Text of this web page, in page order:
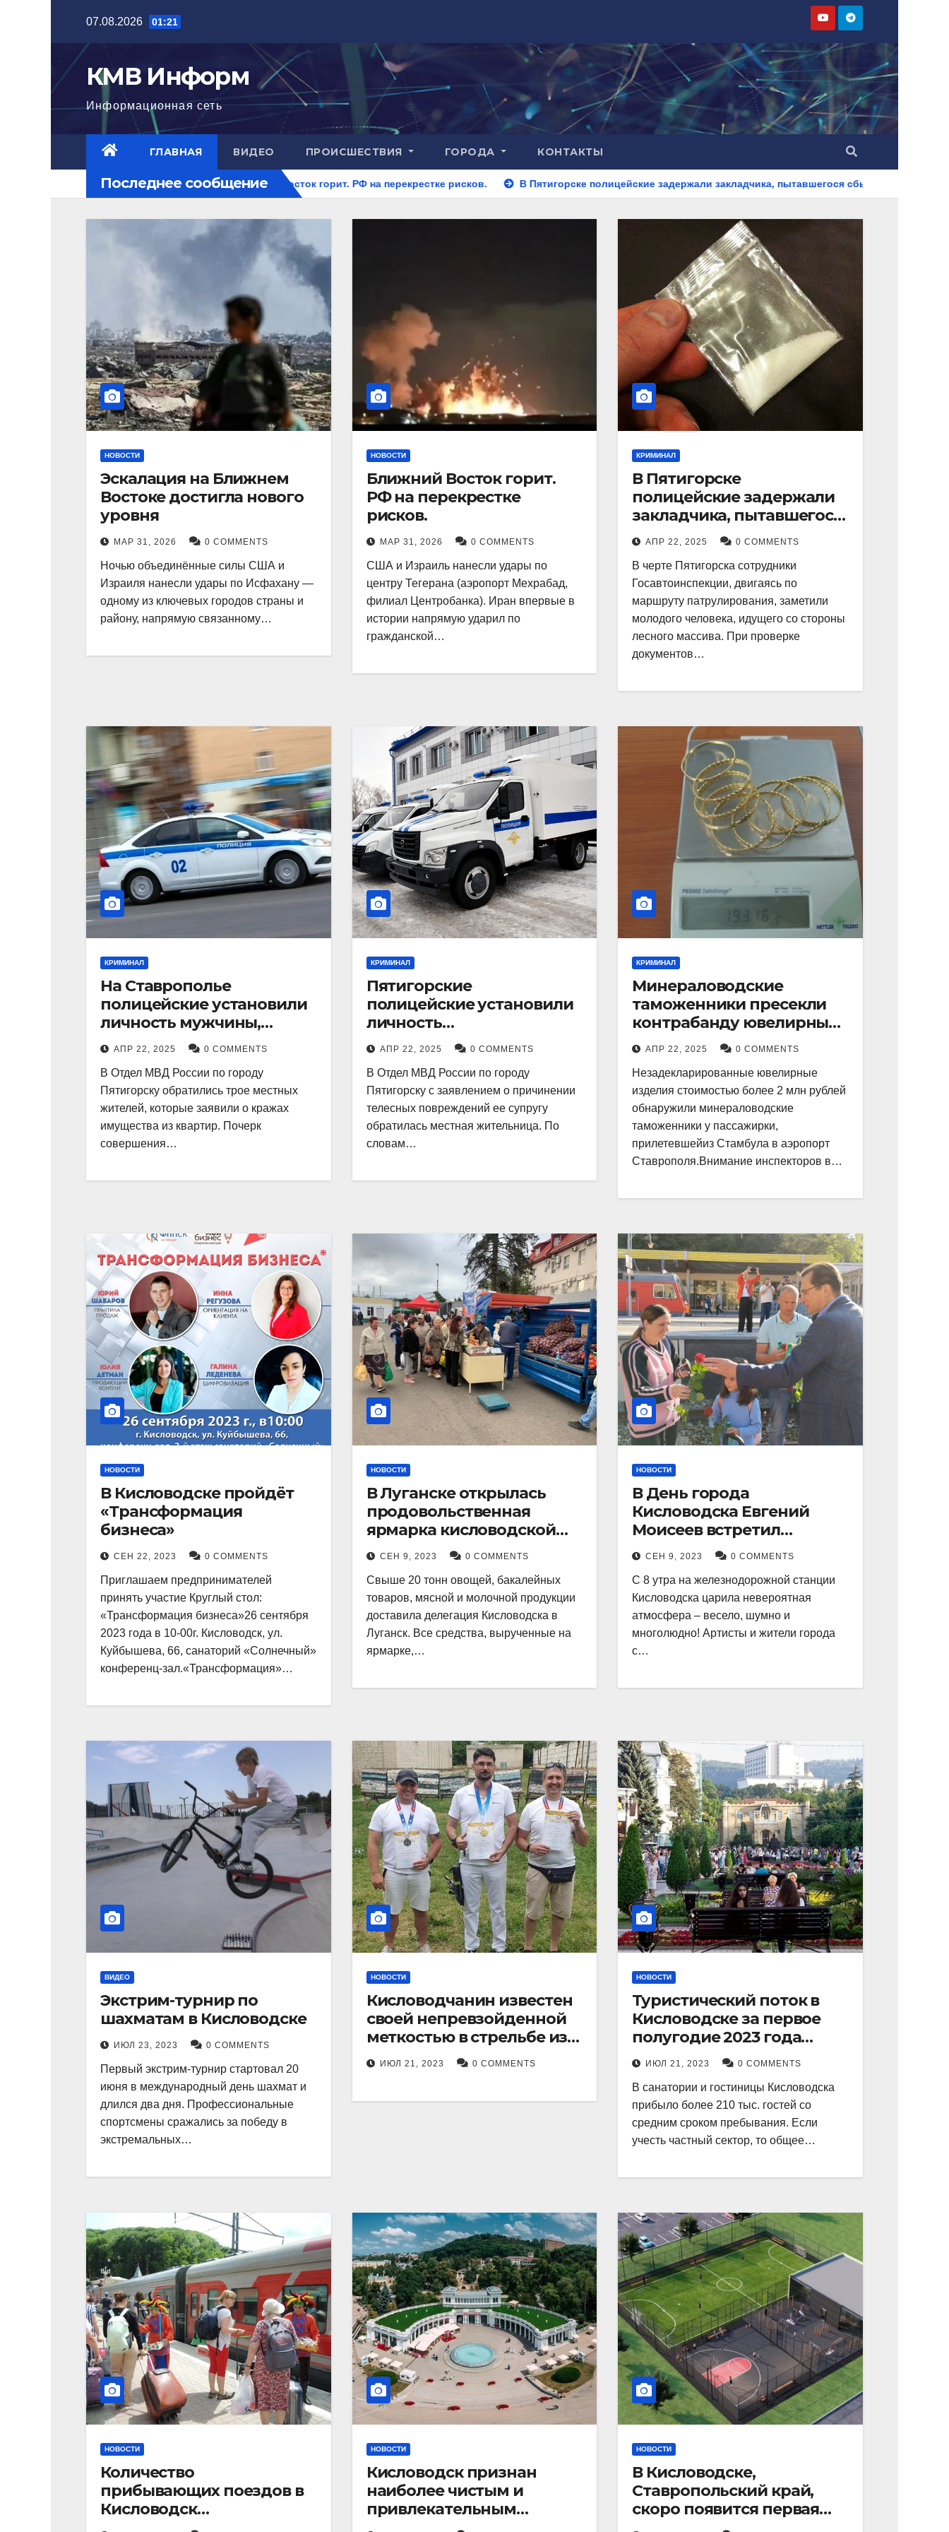
содержимому
07.08.2026 01:21
КМВ Информ
Информационная сеть
ГЛАВНАЯ ВИДЕО ПРОИСШЕСТВИЯ ГОРОДА КОНТАКТЫ
Последнее сообщение
Ближний Восток горит. РФ на перекрестке рисков. В Пятигорске полицейские задержали закладчика, пытавшегося сбыть партию синтетического
НОВОСТИ
Эскалация на Ближнем
Востоке достигла нового
уровня
МАР 31, 2026 0 COMMENTS
Ночью объединённые силы США и
Израиля нанесли удары по Исфахану —
одному из ключевых городов страны и
району, напрямую связанному…
НОВОСТИ
Ближний Восток горит.
РФ на перекрестке
рисков.
МАР 31, 2026 0 COMMENTS
США и Израиль нанесли удары по
центру Тегерана (аэропорт Мехрабад,
филиал Центробанка). Иран впервые в
истории напрямую ударил по
гражданской…
КРИМИНАЛ
В Пятигорске
полицейские задержали
закладчика, пытавшегося
сбыть партию
синтетического
наркотика
АПР 22, 2025 0 COMMENTS
В черте Пятигорска сотрудники
Госавтоинспекции, двигаясь по
маршруту патрулирования, заметили
молодого человека, идущего со стороны
лесного массива. При проверке
документов…
КРИМИНАЛ
На Ставрополье
полицейские установили
личность мужчины,
причастного к кражам
имущества из квартир в
Пятигорске
АПР 22, 2025 0 COMMENTS
В Отдел МВД России по городу
Пятигорску обратились трое местных
жителей, которые заявили о кражах
имущества из квартир. Почерк
совершения…
КРИМИНАЛ
Пятигорские
полицейские установили
личность
злоумышленника,
причинившего телесные
повреждения местному
жителю
АПР 22, 2025 0 COMMENTS
В Отдел МВД России по городу
Пятигорску с заявлением о причинении
телесных повреждений ее супругу
обратилась местная жительница. По
словам…
КРИМИНАЛ
Минераловодские
таможенники пресекли
контрабанду ювелирных
изделий на 2 млн рублей
АПР 22, 2025 0 COMMENTS
Незадекларированные ювелирные
изделия стоимостью более 2 млн рублей
обнаружили минераловодские
таможенники у пассажирки,
прилетевшейиз Стамбула в аэропорт
Ставрополя.Внимание инспекторов в…
НОВОСТИ
В Кисловодске пройдёт
«Трансформация
бизнеса»
СЕН 22, 2023 0 COMMENTS
Приглашаем предпринимателей
принять участие Круглый стол:
«Трансформация бизнеса»26 сентября
2023 года в 10-00г. Кисловодск, ул.
Куйбышева, 66, санаторий «Солнечный»
конференц-зал.«Трансформация»…
НОВОСТИ
В Луганске открылась
продовольственная
ярмарка кисловодской
продукции.
СЕН 9, 2023 0 COMMENTS
Свыше 20 тонн овощей, бакалейных
товаров, мясной и молочной продукции
доставила делегация Кисловодска в
Луганск. Все средства, вырученные на
ярмарке,…
НОВОСТИ
В День города
Кисловодска Евгений
Моисеев встретил
прибывший поезд с
туристами.
СЕН 9, 2023 0 COMMENTS
С 8 утра на железнодорожной станции
Кисловодска царила невероятная
атмосфера – весело, шумно и
многолюдно! Артисты и жители города
с…
ВИДЕО
Экстрим-турнир по
шахматам в Кисловодске
ИЮЛ 23, 2023 0 COMMENTS
Первый экстрим-турнир стартовал 20
июня в международный день шахмат и
длился два дня. Профессиональные
спортсмены сражались за победу в
экстремальных…
НОВОСТИ
Кисловодчанин известен
своей непревзойденной
меткостью в стрельбе из
лука, и его успехи
прославили его в
ИЮЛ 21, 2023 0 COMMENTS
НОВОСТИ
Туристический поток в
Кисловодске за первое
полугодие 2023 года
показал рекордный рост в
21 процент.
ИЮЛ 21, 2023 0 COMMENTS
В санатории и гостиницы Кисловодска
прибыло более 210 тыс. гостей со
средним сроком пребывания. Если
учесть частный сектор, то общее…
НОВОСТИ
Количество
прибывающих поездов в
Кисловодск
стремительно
НОВОСТИ
Кисловодск признан
наиболее чистым и
привлекательным
курортным городом в
НОВОСТИ
В Кисловодске,
Ставропольский край,
скоро появится первая
«умная площадка».